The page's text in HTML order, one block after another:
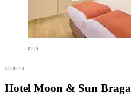
Hotel Moon & Sun Braga